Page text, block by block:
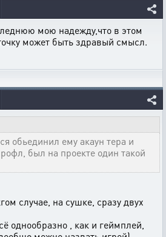
мою надежду,что в этом
может быть здравый смысл.
обьединил ему акаун тера и
был на проекте один такой
случае, на сушке, сразу двух
однообразно , как и геймплей,